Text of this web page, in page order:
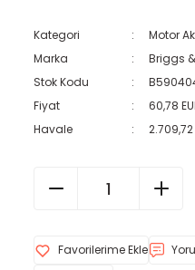
Kategori
Motor
Marka
Briggs
Stok Kodu
Fiyat
60,78
Havale